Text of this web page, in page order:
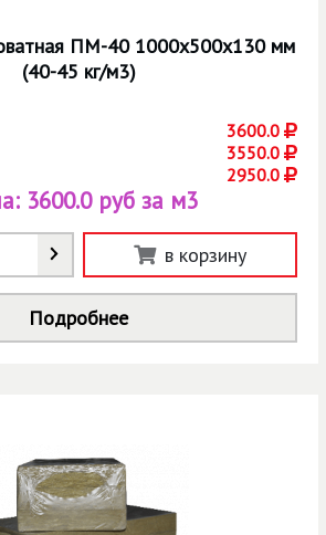
ПМ-40 1000х500х130 мм
(40-45 кг/м3)
3600.0
3550.0
2950.0
3600.0 руб за м3
в корзину
Подробнее